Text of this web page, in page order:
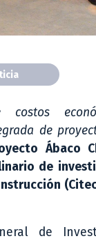
de
Ábaco
de
de